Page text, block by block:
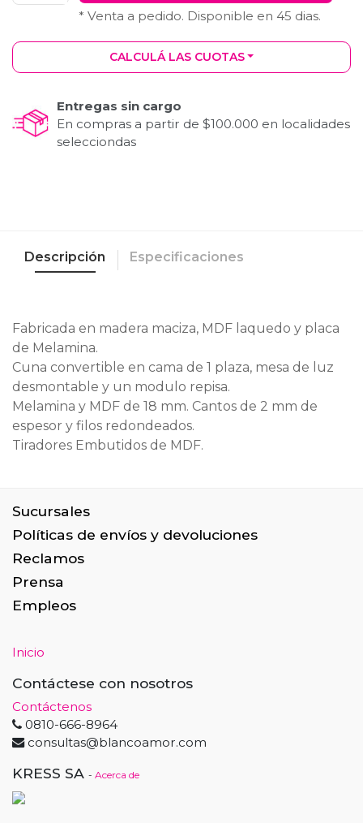
* Venta a pedido. Disponible en 45 dias.
CALCULÁ LAS CUOTAS
Entregas sin cargo
En compras a partir de $100.000 en localidades
selecciondas
Descripción Especificaciones
Fabricada en madera maciza, MDF laquedo y placa
de Melamina.
Cuna convertible en cama de 1 plaza, mesa de luz
desmontable y un modulo repisa.
Melamina y MDF de 18 mm. Cantos de 2 mm de
espesor y filos redondeados.
Tiradores Embutidos de MDF.
Sucursales
Políticas de envíos y devoluciones
Reclamos
Prensa
Empleos
Inicio
Contáctese con nosotros
Contáctenos
0810-666-8964
consultas@blancoamor.com
KRESS SA - Acerca de